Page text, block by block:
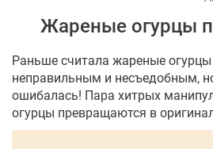
Жареные огурцы
Раньше считала жареные
неправильным и несъедобным,
ошибалась! Пара хитрых
огурцы превращаются в